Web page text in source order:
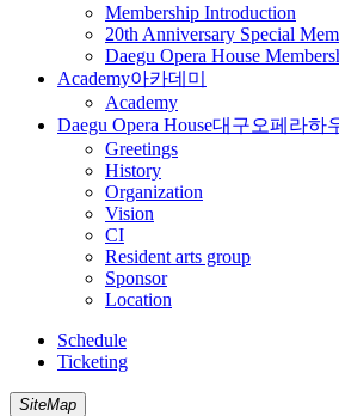
Membership Introduction
20th Anniversary Special
Daegu Opera House
Academy아카데미
Academy
Daegu Opera House대구오페라하
Greetings
History
Organization
Vision
CI
Resident arts group
Sponsor
Location
Schedule
Ticketing
SiteMap